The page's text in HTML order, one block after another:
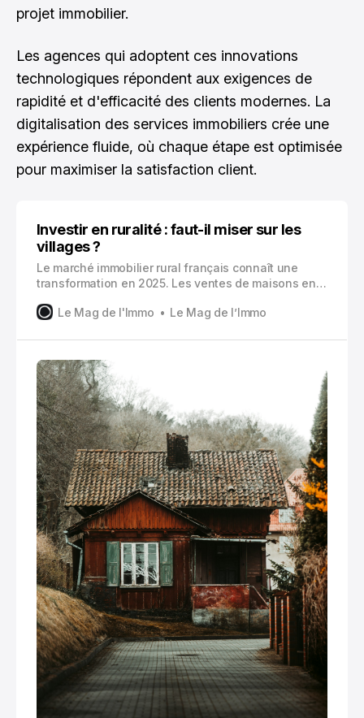
projet immobilier.
Les agences qui adoptent ces innovations
technologiques répondent aux exigences de
rapidité et d'efficacité des clients modernes. La
digitalisation des services immobiliers crée une
expérience fluide, où chaque étape est optimisée
pour maximiser la satisfaction client.
Investir en ruralité : faut-il miser sur les
villages ?
Le marché immobilier rural français connaît une
transformation en 2025. Les ventes de maisons en
suivie de 1,1 % au premier trimestre. Cette
dans les villages représente-t-il une opportunité à
saisir ?
Le Mag de l'Immo Le Mag de l’Immo